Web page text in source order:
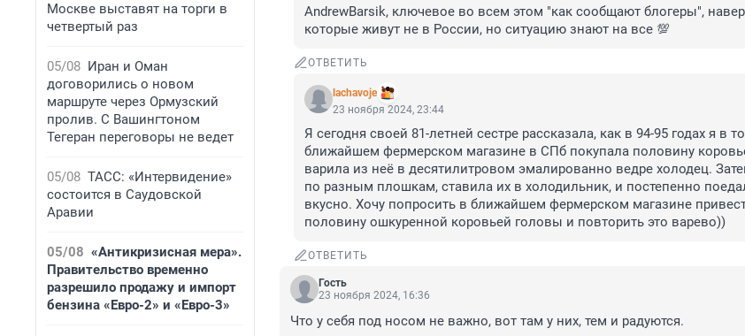
Москве выставят на торги в
четвертый раз
05/08 Иран и Оман
договорились о новом
маршруте через Ормузский
пролив. С Вашингтоном
Тегеран переговоры не ведет
05/08 ТАСС: «Интервидение»
состоится в Саудовской
Аравии
05/08 «Антикризисная мера».
Правительство временно
разрешило продажу и импорт
бензина «Евро-2» и «Евро-3»
AndrewBarsik, ключевое во всем этом "как сообщают блогеры",
которые живут не в России, но ситуацию знают на все 💯
ОТВЕТИТЬ
lachavoje
23 ноября 2024, 23:44
Я сегодня своей 81-летней сестре рассказала, как в 94-95 годах я в
ближайшем фермерском магазине в СПб покупала половину
варила из неё в десятилитровом эмалированно ведре холодец.
по разным плошкам, ставила их в холодильник, и постепенно
вкусно. Хочу попросить в ближайшем фермерском магазине
половину ошкуренной коровьей головы и повторить это варево))
ОТВЕТИТЬ
Гость
23 ноября 2024, 16:36
Что у себя под носом не важно, вот там у них, тем и радуются.